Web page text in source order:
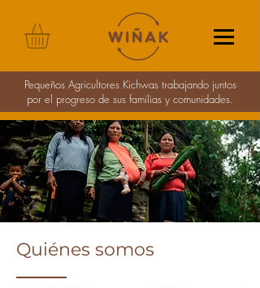
Pequeños Agricultores Kichwas trabajando juntos
por el progreso de sus familias y comunidades.
Quiénes somos